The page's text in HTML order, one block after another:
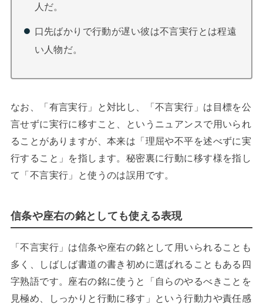
人だ。
口先ばかりで行動が遅い彼は不言実行とは程遠
い人物だ。
なお、「有言実行」と対比し、「不言実行」は目標を公
言せずに実行に移すこと、というニュアンスで用いられ
ることがありますが、本来は「理屈や不平を述べずに実
行すること」を指します。秘密裏に行動に移す様を指し
て「不言実行」と使うのは誤用です。
信条や座右の銘としても使える表現
「不言実行」は信条や座右の銘として用いられることも
多く、しばしば書道の書き初めに選ばれることもある四
字熟語です。座右の銘に使うと「自らのやるべきことを
見極め、しっかりと行動に移す」という行動力や責任感